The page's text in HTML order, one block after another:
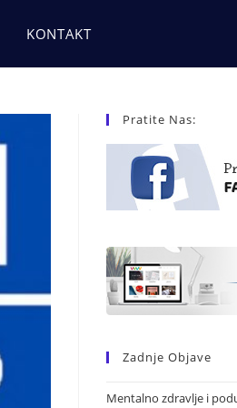
KONTAKT
Pratite Nas:
Zadnje Objave
Mentalno zdravlje i